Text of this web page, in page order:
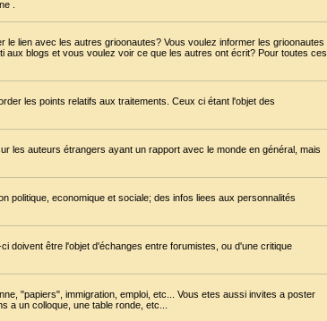
.
lien avec les autres grioonautes? Vous voulez informer les grioonautes
blogs et vous voulez voir ce que les autres ont écrit? Pour toutes ces
les points relatifs aux traitements. Ceux ci étant l'objet des
auteurs étrangers ayant un rapport avec le monde en général, mais
politique, economique et sociale; des infos liees aux personnalités
doivent être l'objet d'échanges entre forumistes, ou d'une critique
"papiers", immigration, emploi, etc... Vous etes aussi invites a poster
a un colloque, une table ronde, etc...